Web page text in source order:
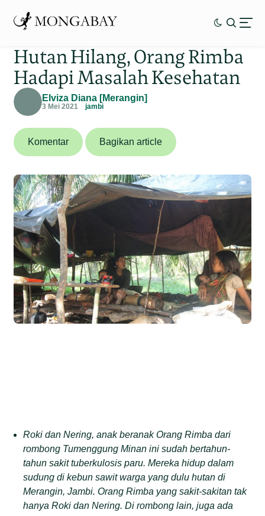
Hutan Hilang, Orang Rimba
Hadapi Masalah Kesehatan
Elviza Diana [Merangin]
3 Mei 2021 jambi
Komentar Bagikan article
Roki dan Nering, anak beranak Orang Rimba dari
rombong Tumenggung Minan ini sudah bertahun-
tahun sakit tuberkulosis paru. Mereka hidup dalam
sudung di kebun sawit warga yang dulu hutan di
Merangin, Jambi. Orang Rimba yang sakit-sakitan tak
hanya Roki dan Nering. Di rombong lain, juga ada